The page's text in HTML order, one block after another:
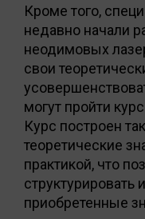
Кроме того,
недавно начали
неодимовых
свои
могут пройти
Курс построен
теоретические
практикой, что
структурировать
приобретенные